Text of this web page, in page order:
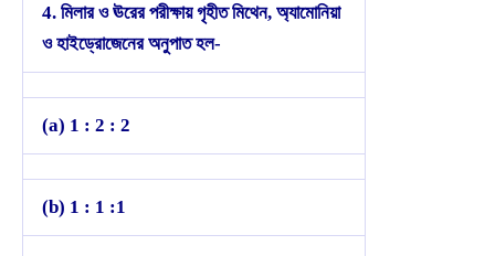
4. মিলার ও ঊরের পরীক্ষায় গৃহীত মিথেন, অ্যামোনিয়া
ও হাইড্রোজেনের অনুপাত হল-
(a) 1 : 2 : 2
(b) 1 : 1 :1